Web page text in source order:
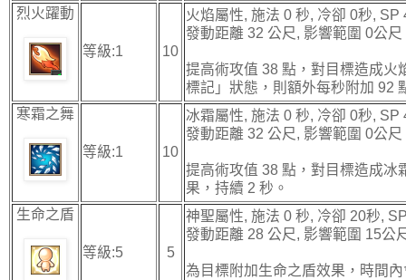
烈火躍動
等級:1 10
火焰屬性, 施法 0 秒, 冷卻 0秒, SP
發動距離 32 公尺, 影響範圍 0公尺
提高術攻值 38 點，對目標造成火
標記」狀態，則額外每秒附加 92
寒霜之舞
等級:1 10
冰霜屬性, 施法 0 秒, 冷卻 0秒, SP
發動距離 32 公尺, 影響範圍 0公尺
提高術攻值 38 點，對目標造成冰
果，持續 2 秒。
生命之盾
等級:5 5
神聖屬性, 施法 0 秒, 冷卻 20秒,
發動距離 28 公尺, 影響範圍 15公
為目標附加生命之盾效果，時間